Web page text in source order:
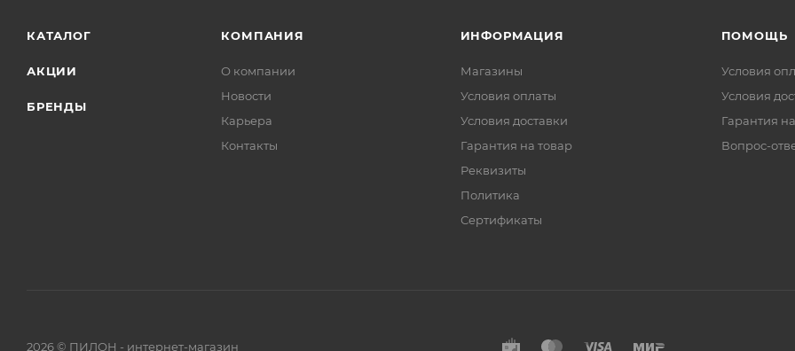
КАТАЛОГ
АКЦИИ
БРЕНДЫ
КОМПАНИЯ
О компании
Новости
Карьера
Контакты
ИНФОРМАЦИЯ
Магазины
Условия оплаты
Условия доставки
Гарантия на товар
Реквизиты
Политика
Сертификаты
ПОМОЩЬ
Условия
Условия
Гарантия
Вопрос-
2026 © ПИЛОН - интернет-магазин